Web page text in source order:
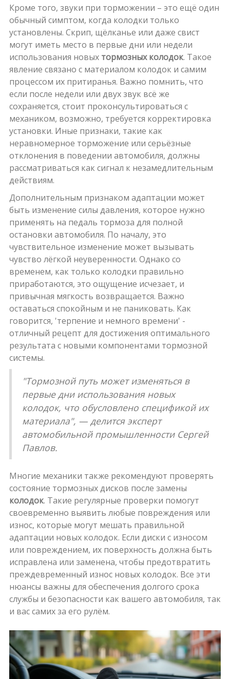
Кроме того, звуки при торможении – это ещё один
обычный симптом, когда колодки только
установлены. Скрип, щёлканье или даже свист
могут иметь место в первые дни или недели
использования новых тормозных колодок. Такое
явление связано с материалом колодок и самим
процессом их притиранья. Важно помнить, что
если после недели или двух звук всё же
сохраняется, стоит проконсультироваться с
механиком, возможно, требуется корректировка
установки. Иные признаки, такие как
неравномерное торможение или серьёзные
отклонения в поведении автомобиля, должны
рассматриваться как сигнал к незамедлительным
действиям.
Дополнительным признаком адаптации может
быть изменение силы давления, которое нужно
применять на педаль тормоза для полной
остановки автомобиля. По началу, это
чувствительное изменение может вызывать
чувство лёгкой неуверенности. Однако со
временем, как только колодки правильно
приработаются, это ощущение исчезает, и
привычная мягкость возвращается. Важно
оставаться спокойным и не паниковать. Как
говорится, 'терпение и немного времени' -
отличный рецепт для достижения оптимального
результата с новыми компонентами тормозной
системы.
"Тормозной путь может изменяться в
первые дни использования новых
колодок, что обусловлено спецификой их
материала", — делится эксперт
автомобильной промышленности Сергей
Павлов.
Многие механики также рекомендуют проверять
состояние тормозных дисков после замены
колодок. Такие регулярные проверки помогут
своевременно выявить любые повреждения или
износ, которые могут мешать правильной
адаптации новых колодок. Если диски с износом
или повреждением, их поверхность должна быть
исправлена или заменена, чтобы предотвратить
преждевременный износ новых колодок. Все эти
нюансы важны для обеспечения долгого срока
службы и безопасности как вашего автомобиля, так
и вас самих за его рулём.